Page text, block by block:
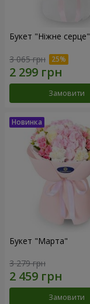
Букет "Ніжне серце"
3 065 грн
Замовити
Букет "Марта"
3 279 грн
Замовити